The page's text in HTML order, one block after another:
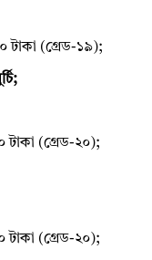
টাকা (গ্রেড-১৯);
(গ্রেড-২০);
(গ্রেড-২০);